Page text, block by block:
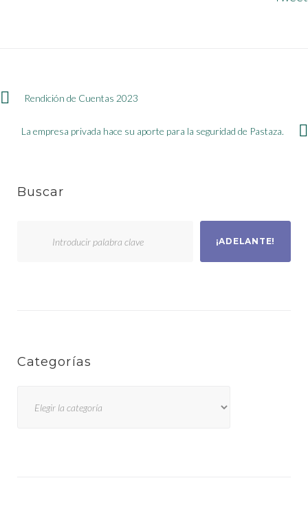
Navegación
de
Rendición de Cuentas 2023
La empresa privada hace su aporte para la seguridad de Pastaza.
Buscar
¡ADELANTE!
Categorías